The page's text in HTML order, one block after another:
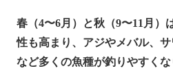
春（4〜6月）と秋（9〜11月）
性も高まり、アジやメバル、
など多くの魚種が釣りやすく